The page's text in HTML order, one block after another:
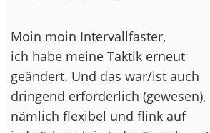
Moin moin Intervallfaster,
ich habe meine Taktik erneut
geändert. Und das war/ist auch
dringend erforderlich (gewesen),
nämlich flexibel und flink auf